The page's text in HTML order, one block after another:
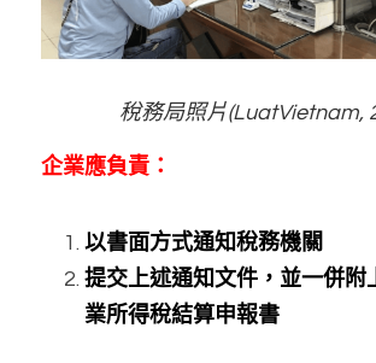
稅務局照片(LuatVietnam,
企業應負責：
以書面方式通知稅務機關
提交上述通知文件，並一併附
業所得稅結算申報書